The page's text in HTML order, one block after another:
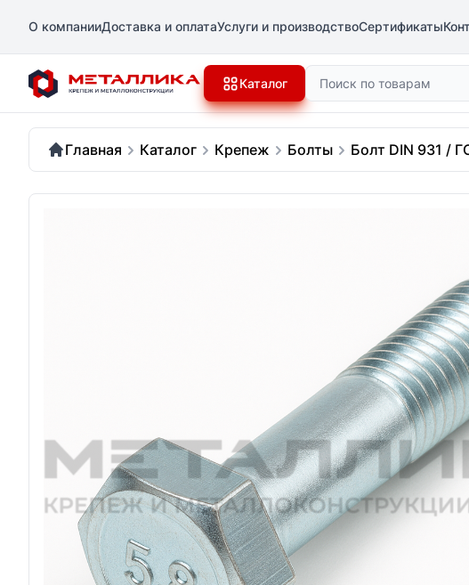
О компанииДоставка и оплатаУслуги и производствоСертификаты
Каталог Поиск
Главная Каталог Крепеж Болты Болт DIN 931 /